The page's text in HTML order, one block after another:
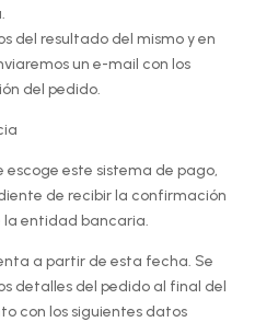
del resultado del mismo y en
un e-mail con los
del pedido.
escoge este sistema de pago,
de recibir la confirmación
la entidad bancaria.
a partir de esta fecha. Se
detalles del pedido al final del
con los siguientes datos